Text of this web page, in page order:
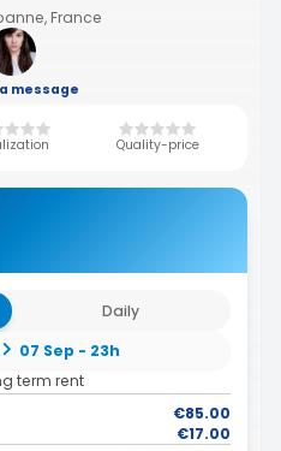
France
message
Quality-price
Daily
07 Sep - 23h
term rent
€85.00
€17.00